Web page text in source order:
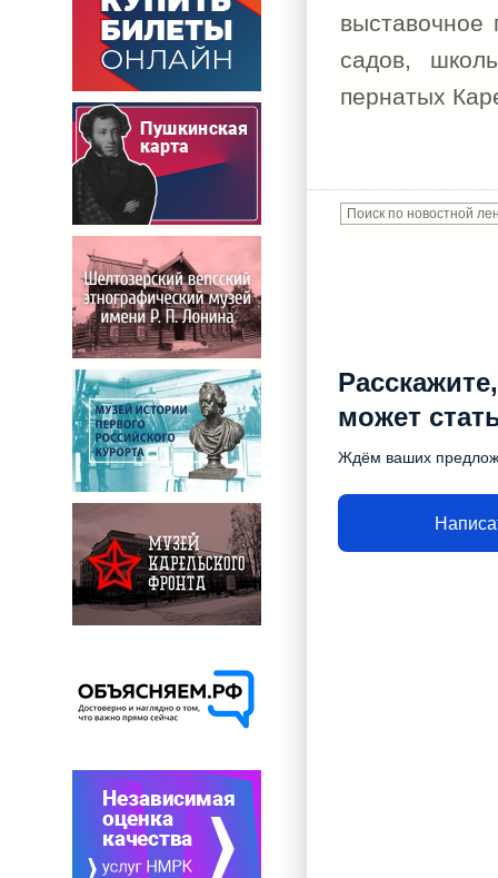
выставочное
садов,
пернатых
может
Ждём ваших